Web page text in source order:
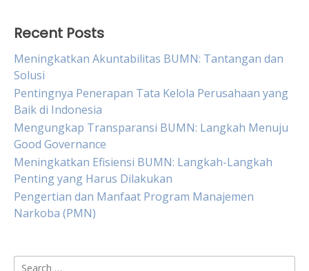
Recent Posts
Meningkatkan Akuntabilitas BUMN: Tantangan dan
Solusi
Pentingnya Penerapan Tata Kelola Perusahaan yang
Baik di Indonesia
Mengungkap Transparansi BUMN: Langkah Menuju
Good Governance
Meningkatkan Efisiensi BUMN: Langkah-Langkah
Penting yang Harus Dilakukan
Pengertian dan Manfaat Program Manajemen
Narkoba (PMN)
Search